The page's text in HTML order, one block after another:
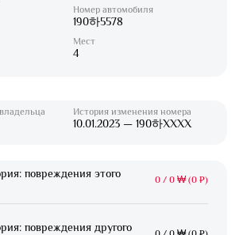
Номер автомобиля
190하5578
Мест
4
История изменения номера
10.01.2023 — 190하XXXX
повреждения этого
0 / 0 ₩ (0 ₽)
повреждения другого